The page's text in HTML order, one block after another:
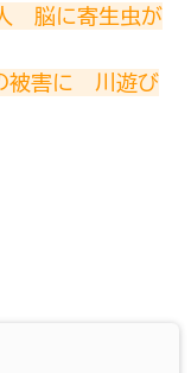
　脳に寄生虫が
被害に　川遊び